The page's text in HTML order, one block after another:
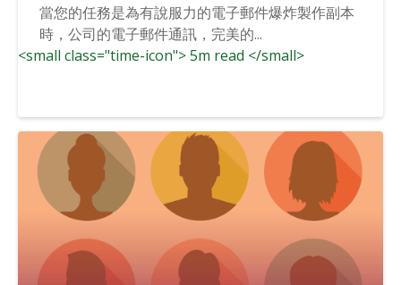
當您的任務是為有說服力的電子郵件爆炸製作副本
時，公司的電子郵件通訊，完美的...
<small class="time-icon"> 5m read </small>